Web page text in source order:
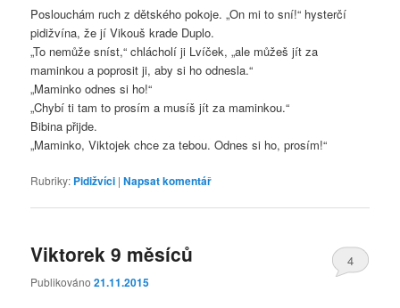
Poslouchám ruch z dětského pokoje. „On mi to sní!“ hysterčí
pidižvína, že jí Vikouš krade Duplo.
„To nemůže sníst,“ chlácholí ji Lvíček, „ale můžeš jít za
maminkou a poprosit ji, aby si ho odnesla.“
„Maminko odnes si ho!“
„Chybí ti tam to prosím a musíš jít za maminkou.“
Bibina přijde.
„Maminko, Viktojek chce za tebou. Odnes si ho, prosím!“
Rubriky: Pidižvíci |Napsat komentář
Viktorek 9 měsíců
Publikováno21.11.2015
4